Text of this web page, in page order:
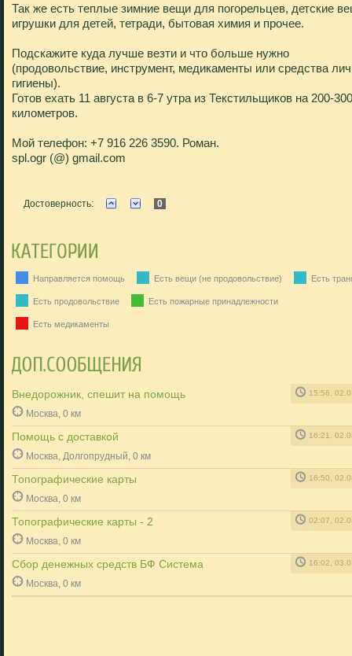
Так же есть теплые зимние вещи для погорельцев, детские
игрушки для детей, тетради, бытовая химия и прочее.
Подскажите куда лучше везти и что больше нужно
(продовольствие, инструмент, медикаменты или средства
гигиены).
Готов ехать 11 августа в 6-7 утра из Текстильщиков на 200-300
километров.
Мой телефон: +7 916 226 3590. Роман.
spl.ogr (@) gmail.com
Достоверность: 0
Направляется помощь Есть вещи (не продовольствие) Есть
Есть продовольствие Есть пожарные принадлежности
Есть медикаменты
Внедорожник, спешит на помощь 15:56,
Москва, 0 км
Помощь с доставкой 16:21,
Москва, Долгопрудный, 0 км
Топографические карты 16:50,
Москва, 0 км
Топографические карты - 2 02:07,
Москва, 0 км
Сбор денежных средств БФ Система 16:02,
Москва, 0 км